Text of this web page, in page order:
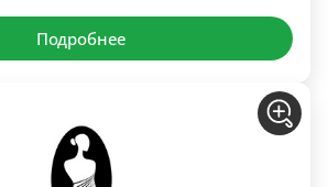
Подробнее